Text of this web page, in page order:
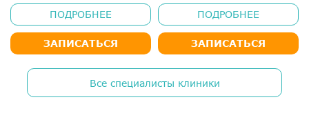
ПОДРОБНЕЕ
ЗАПИСАТЬСЯ
ПОДРОБНЕЕ
ЗАПИСАТЬСЯ
Все специалисты клиники